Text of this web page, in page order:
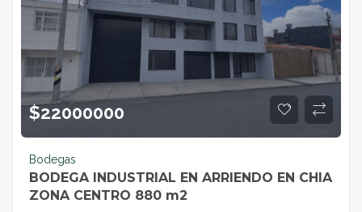
$22000000
Bodegas
BODEGA INDUSTRIAL EN ARRIENDO EN CHIA
ZONA CENTRO 880 m2